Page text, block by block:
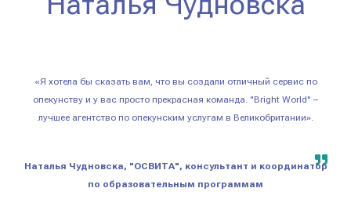
«Я хотела бы сказать вам, что вы создали отличный сервис по
опекунству и у вас просто прекрасная команда. "Bright World" –
лучшее агентство по опекунским услугам в Великобритании».
Наталья Чудновска, "ОСВИТА", консультант и координатор
по образовательным программам